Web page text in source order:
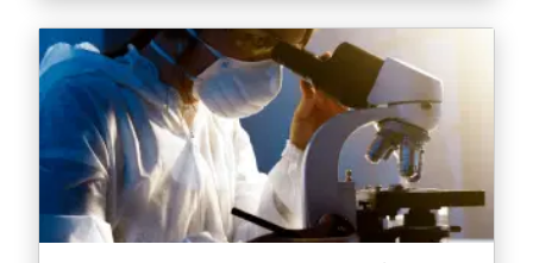
Mahinaavec :
- BRILLAND Sophie, Psychologue Clinicienne
Secretariat : (+689) 87.34.30.17 ou
secretariat.psychologue@gmail.com
EN SAVOIR PLUS